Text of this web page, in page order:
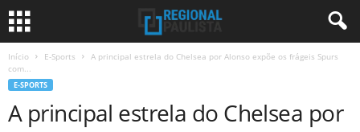
Início E-Sports
A principal estrela do Chelsea por Alonso expõe os frágeis Spurs
com...
E-SPORTS
A principal estrela do Chelsea por